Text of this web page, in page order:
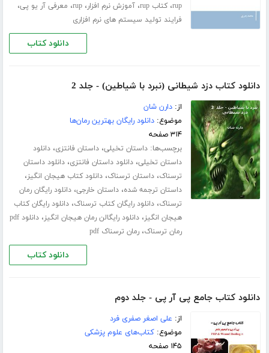
rup،کتاب rup ،آموزش نرم افزار،rup، معرفی آر یو پی،
فرایند تولید سیستم های نرم افزاری
دانلود کتاب
دانلود کتاب دزد شیطانی (نبرد با شیاطین) - جلد 2
از:دارن شان
موضوع:دانلود رایگان بهترین رمان‌ها
۳۱۴ صفحه
برچسب‌ها:داستان تخیلی،داستان فانتزی،دانلود
داستان تخیلی،دانلود داستان فانتزی،دانلود داستان
ترسناک،داستان ترسناک،دانلود کتاب هیجان انگیز،
داستان ترجمه شده،داستان خارجی،دانلود رایگان رمان
ترسناک،دانلود رایگان کتاب ترسناک،دانلود رایگان کتاب
هیجان انگیز،دانلود رایگالن رمان هیجان انگیز،
دانلود pdf
رمان ترسناک،رمان ترسناک pdf
دانلود کتاب
دانلود کتاب جامع پی آر پی - جلد دوم
از: علی اصغر صفری فرد
موضوع:کتاب‌های علوم پزشکی
۱۴۵ صفحه